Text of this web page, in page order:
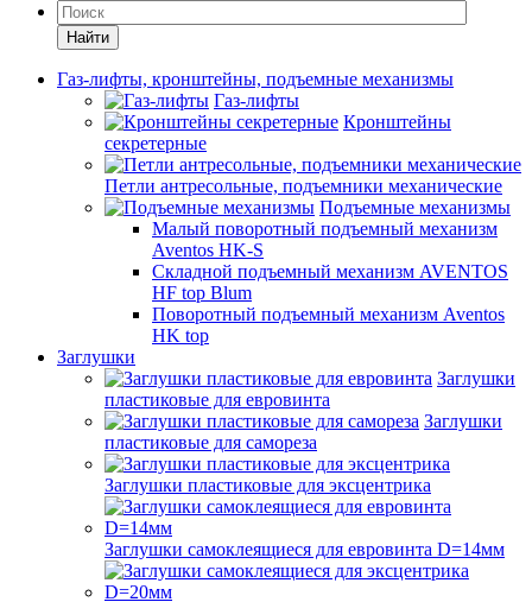
Найти
Газ-лифты, кронштейны, подъемные механизмы
Газ-лифты
Кронштейны
секретерные
Петли антресольные, подъемники механические
Подъемные механизмы
Малый поворотный подъемный механизм
Aventos HK-S
Складной подъемный механизм AVENTOS
HF top Blum
Поворотный подъемный механизм Aventos
HK top
Заглушки
Заглушки
пластиковые для евровинта
Заглушки
пластиковые для самореза
Заглушки пластиковые для эксцентрика
Заглушки самоклеящиеся для евровинта D=14мм